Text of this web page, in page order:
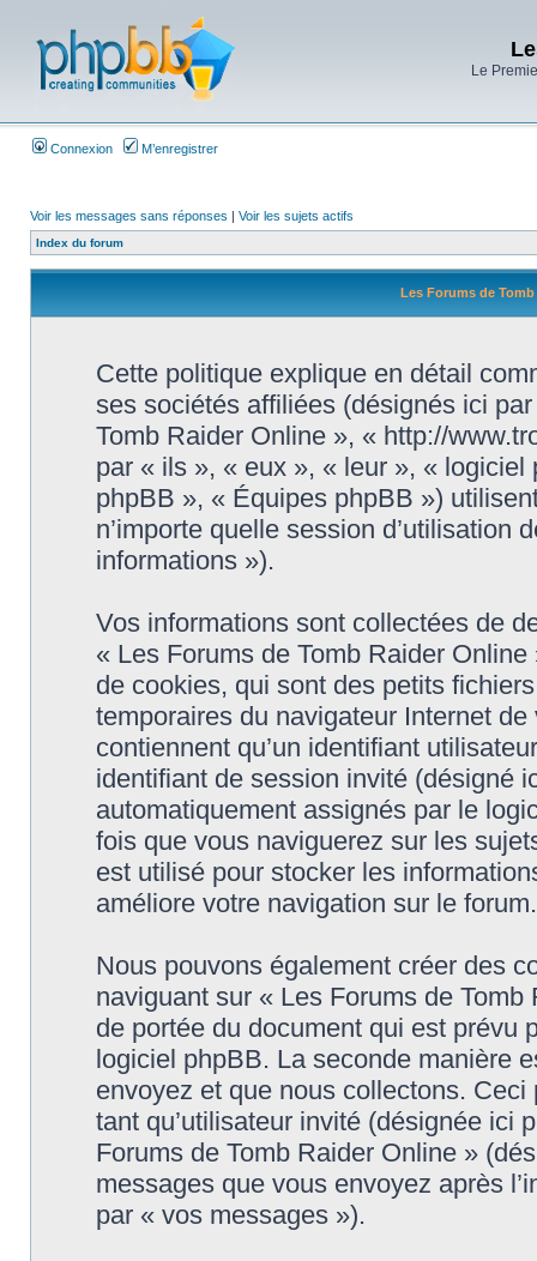
Le
Connexion M’enregistrer
Voir les messages sans réponses | Voir les sujets actifs
Index du forum
Les Forums de
Cette politique explique en détail
ses sociétés affiliées (désignés ici
Tomb Raider Online », « http://
par « ils », « eux », « leur », «
phpBB », « Équipes phpBB »)
n’importe quelle session d’utilisation
informations »).
Vos informations sont collectées de
« Les Forums de Tomb Raider
de cookies, qui sont des petits
temporaires du navigateur Internet
contiennent qu’un identifiant
identifiant de session invité (désigné
automatiquement assignés par le
fois que vous naviguerez sur les
est utilisé pour stocker les
améliore votre navigation sur le forum.
Nous pouvons également créer des
naviguant sur « Les Forums de
de portée du document qui est prévu
logiciel phpBB. La seconde manière
envoyez et que nous collectons.
tant qu’utilisateur invité (désignée ici
Forums de Tomb Raider Online »
messages que vous envoyez après
par « vos messages »).